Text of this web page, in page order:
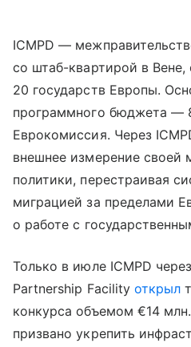
ICMPD —
со штаб-квартирой в
20 государств Европы.
программного бюджета —
Еврокомиссия. Через
внешнее измерение своей
политики, перестраивая
миграцией за пределами
о работе с
Только в июле ICMPD
Partnership Facilityоткрыл
конкурса объемом €14
призвано укрепить